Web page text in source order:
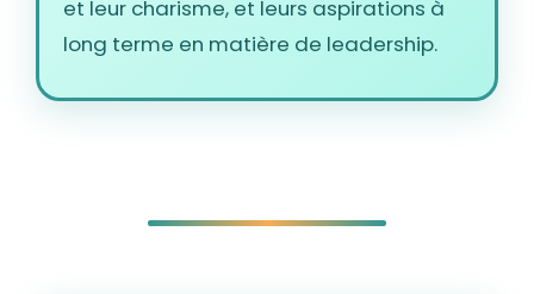
et leur charisme, et leurs aspirations à
long terme en matière de leadership.